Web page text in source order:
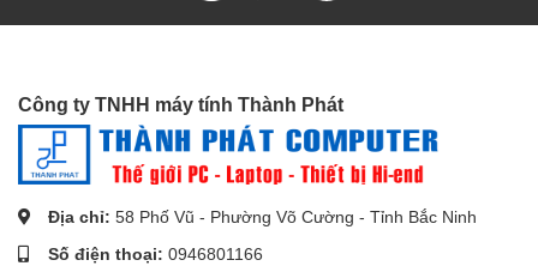
Công ty TNHH máy tính Thành Phát
Địa chỉ: 58 Phố Vũ - Phường Võ Cường - Tỉnh Bắc Ninh
Số điện thoại: 0946801166